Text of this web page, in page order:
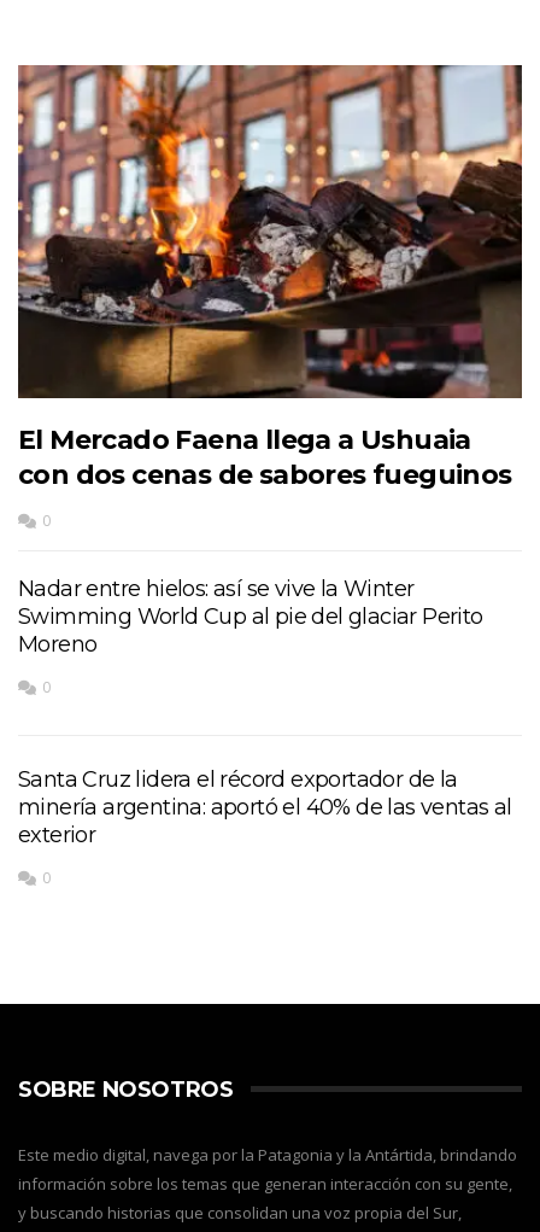
El Mercado Faena llega a Ushuaia
con dos cenas de sabores fueguinos
0
Nadar entre hielos: así se vive la Winter
Swimming World Cup al pie del glaciar Perito
Moreno
0
Santa Cruz lidera el récord exportador de la
minería argentina: aportó el 40% de las ventas al
exterior
0
SOBRE NOSOTROS
Este medio digital, navega por la Patagonia y la Antártida, brindando
información sobre los temas que generan interacción con su gente,
y buscando historias que consolidan una voz propia del Sur,